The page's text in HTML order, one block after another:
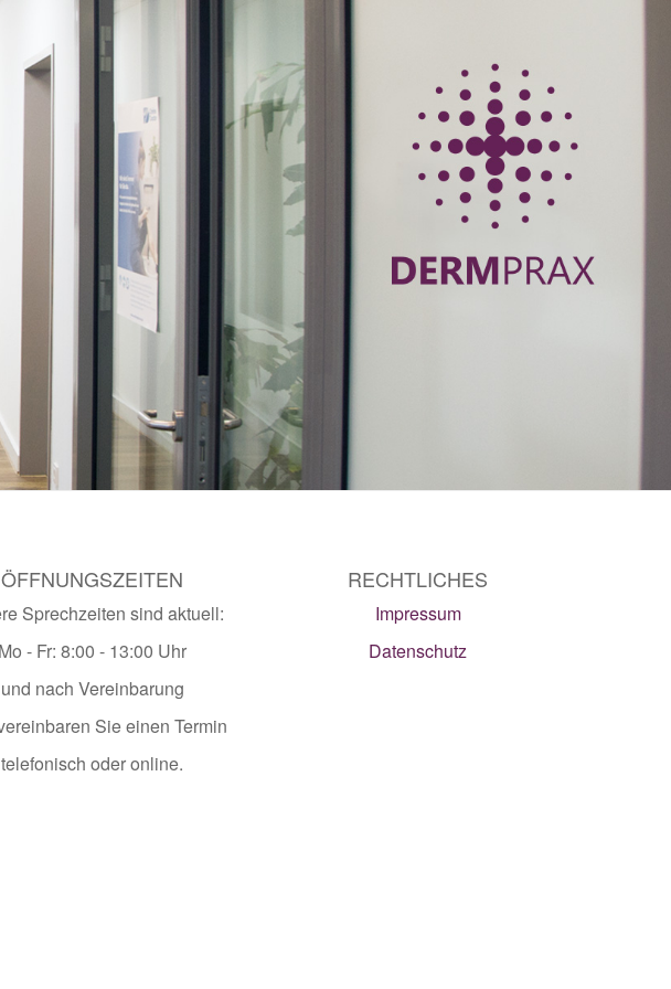
ÖFFNUNGSZEITEN
Sprechzeiten sind aktuell:
Mo - Fr: 8:00 - 13:00 Uhr
und nach Vereinbarung
Sie einen Termin
telefonisch oder online.
RECHTLICHES
Impressum
Datenschutz